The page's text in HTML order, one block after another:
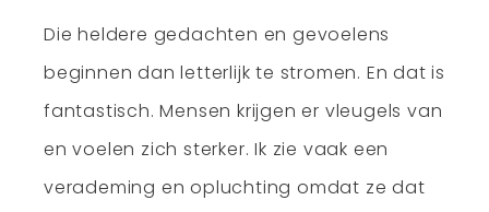
Die heldere gedachten en gevoelens
beginnen dan letterlijk te stromen. En dat is
fantastisch. Mensen krijgen er vleugels van
en voelen zich sterker. Ik zie vaak een
verademing en opluchting omdat ze dat